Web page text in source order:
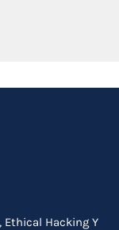
Ethical Hacking Y